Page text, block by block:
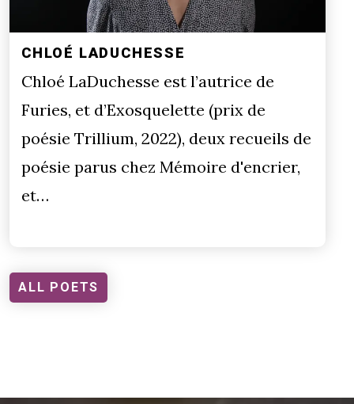
CHLOÉ LADUCHESSE
Chloé LaDuchesse est l’autrice de
Furies, et d’Exosquelette (prix de
poésie Trillium, 2022), deux recueils de
poésie parus chez Mémoire d'encrier,
et…
ALL POETS